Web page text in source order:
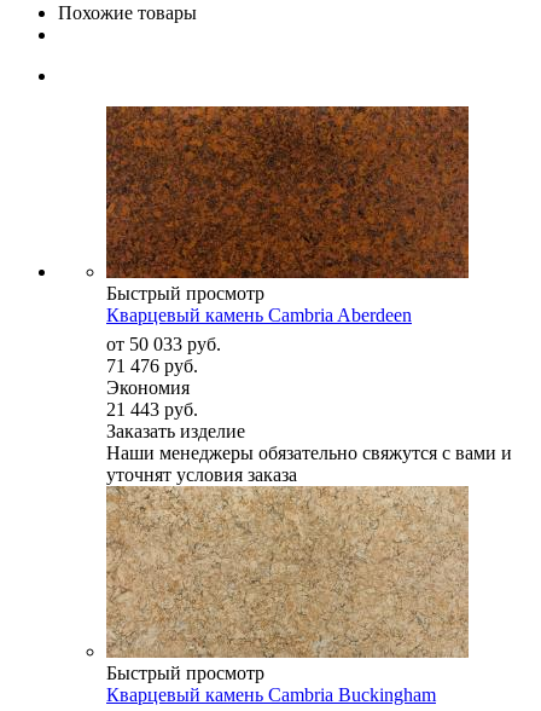
Похожие товары
Быстрый просмотр
Кварцевый камень Cambria Aberdeen
от 50 033 руб.
71 476 руб.
Экономия
21 443 руб.
Заказать изделие
Наши менеджеры обязательно свяжутся с вами и
уточнят условия заказа
Быстрый просмотр
Кварцевый камень Cambria Buckingham